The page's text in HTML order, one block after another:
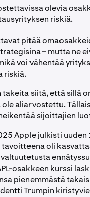
olevia
riskiä.
pitää
– mutta ne
voi vähentää
riskiä.
takeita siitä, että sillä
aliarvostettu.
sijoittajien
Apple julkisti
oli
osakkeen kurssi
pienemmästä
Trumpin